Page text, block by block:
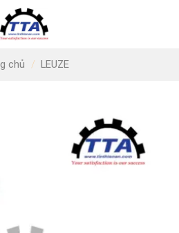
chủ / LEUZE